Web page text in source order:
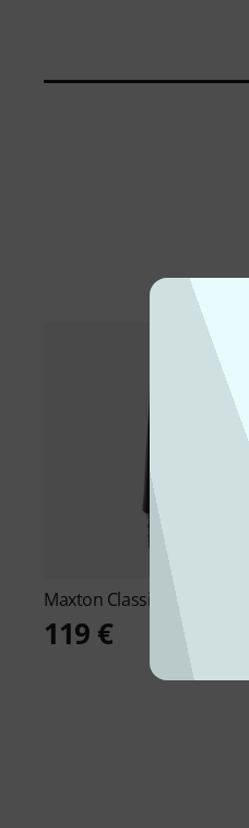
Maxton Classic Elias B-Stock
119 €